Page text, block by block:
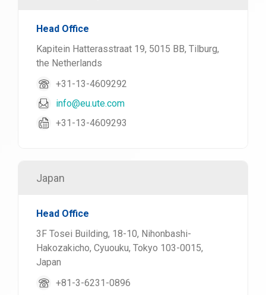
Head Office
Kapitein Hatterasstraat 19, 5015 BB, Tilburg,
the Netherlands
+31-13-4609292
info@eu.ute.com
+31-13-4609293
Japan
Head Office
3F Tosei Building, 18-10, Nihonbashi-
Hakozakicho, Cyuouku, Tokyo 103-0015,
Japan
+81-3-6231-0896